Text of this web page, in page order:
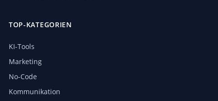
TOP-KATEGORIEN
KI-Tools
Marketing
No-Code
Kommunikation